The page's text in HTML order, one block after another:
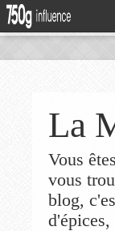
La
Vous
vous
blog,